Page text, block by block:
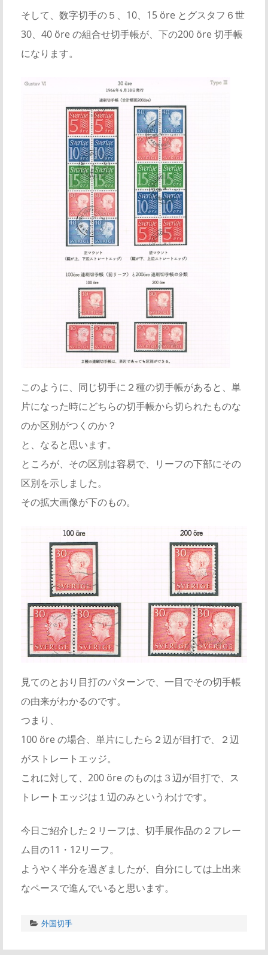
そして、数字切手の５、10、15 öre とグスタフ６世
30、40 öre の組合せ切手帳が、下の200 öre 切手帳
になります。
このように、同じ切手に２種の切手帳があると、単
片になった時にどちらの切手帳から切られたものな
のか区別がつくのか？
と、なると思います。
ところが、その区別は容易で、リーフの下部にその
区別を示しました。
その拡大画像が下のもの。
見てのとおり目打のパターンで、一目でその切手帳
の由来がわかるのです。
つまり、
100 öre の場合、単片にしたら２辺が目打で、２辺
がストレートエッジ。
これに対して、200 öre のものは３辺が目打で、ス
トレートエッジは１辺のみというわけです。
今日ご紹介した２リーフは、切手展作品の２フレー
ム目の11・12リーフ。
ようやく半分を過ぎましたが、自分にしては上出来
なペースで進んでいると思います。
外国切手